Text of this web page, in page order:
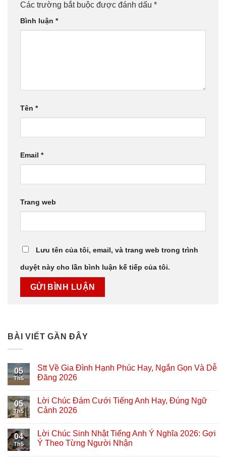
Các trường bắt buộc được đánh dấu *
Bình luận *
Tên *
Email *
Trang web
Lưu tên của tôi, email, và trang web trong trình
duyệt này cho lần bình luận kế tiếp của tôi.
BÀI VIẾT GẦN ĐÂY
05
Th5
Stt Về Gia Đình Hạnh Phúc Hay, Ngắn Gọn Và Dễ
Đăng 2026
05
Th5
Lời Chúc Đám Cưới Tiếng Anh Hay, Đúng Ngữ
Cảnh 2026
04
Th5
Lời Chúc Sinh Nhật Tiếng Anh Ý Nghĩa 2026: Gợi
Ý Theo Từng Người Nhận